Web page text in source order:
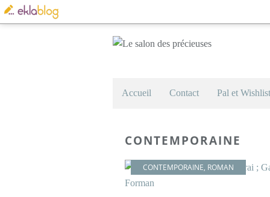
Accueil Contact Pal et Wishlist
CONTEMPORAINE
CONTEMPORAINE, ROMAN